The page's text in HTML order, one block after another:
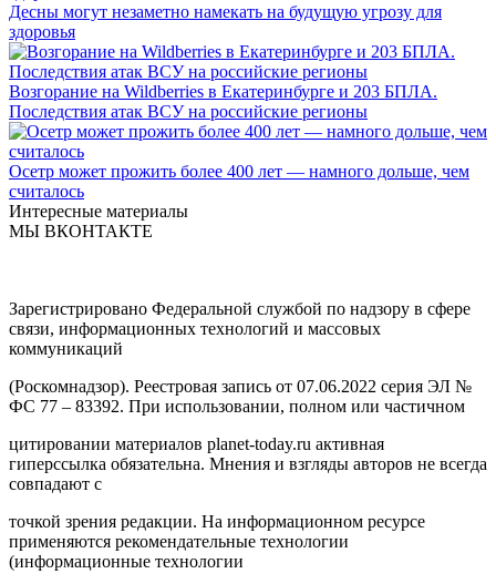
Десны могут незаметно намекать на будущую угрозу для
здоровья
Возгорание на Wildberries в Екатеринбурге и 203 БПЛА.
Последствия атак ВСУ на российские регионы
Осетр может прожить более 400 лет — намного дольше, чем
считалось
Интересные материалы
МЫ ВКОНТАКТЕ
Зарегистрировано Федеральной службой по надзору в сфере
связи, информационных технологий и массовых
коммуникаций
(Роскомнадзор). Реестровая запись от 07.06.2022 серия ЭЛ №
ФС 77 – 83392. При использовании, полном или частичном
цитировании материалов planet-today.ru активная
гиперссылка обязательна. Мнения и взгляды авторов не всегда
совпадают с
точкой зрения редакции. На информационном ресурсе
применяются рекомендательные технологии
(информационные технологии